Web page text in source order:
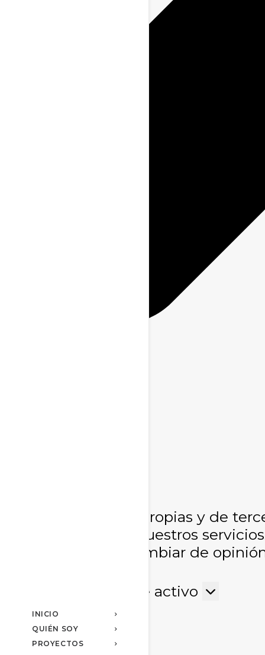
Utilizamos cookies propias y de
usuarios y mejorar nuestros
Siempre, puedes cambiar de
Funcional
Siempre activo
Preferencias
Preferencias
Estadísticas
Estadísticas
INICIO
QUIÉN SOY
PROYECTOS